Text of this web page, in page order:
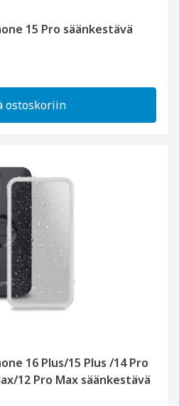
15 Pro säänkestävä
ostoskoriin
16 Plus/15 Plus /14 Pro
12 Pro Max säänkestävä